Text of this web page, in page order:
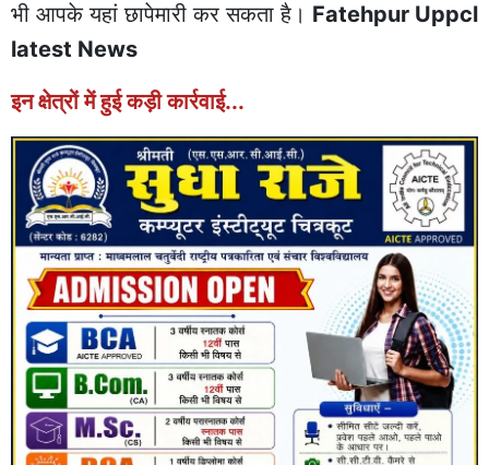
भी आपके यहां छापेमारी कर सकता है। Fatehpur Uppcl
latest News
इन क्षेत्रों में हुई कड़ी कार्रवाई...